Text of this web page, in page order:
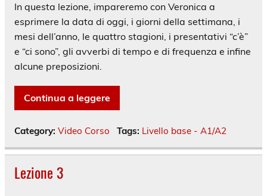
In questa lezione, impareremo con Veronica a
esprimere la data di oggi, i giorni della settimana, i
mesi dell’anno, le quattro stagioni, i presentativi “c’è”
e “ci sono”, gli avverbi di tempo e di frequenza e infine
alcune preposizioni.
Continua a leggere
Category: Video Corso Tags: Livello base - A1/A2
Lezione 3